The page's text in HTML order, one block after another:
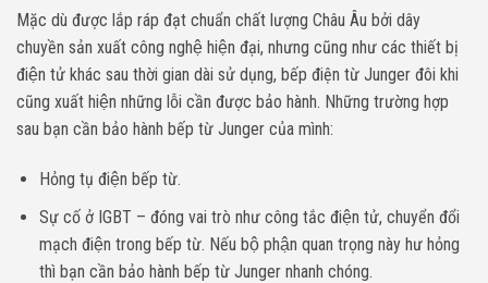
Mặc dù được lắp ráp đạt chuẩn chất lượng Châu Âu bởi dây
chuyền sản xuất công nghệ hiện đại, nhưng cũng như các thiết bị
điện tử khác sau thời gian dài sử dụng, bếp điện từ Junger đôi khi
cũng xuất hiện những lỗi cần được bảo hành. Những trường hợp
sau bạn cần bảo hành bếp từ Junger của mình:
Hỏng tụ điện bếp từ.
Sự cố ở IGBT – đóng vai trò như công tắc điện tử, chuyển đổi
mạch điện trong bếp từ. Nếu bộ phận quan trọng này hư hỏng
thì bạn cần bảo hành bếp từ Junger nhanh chóng.